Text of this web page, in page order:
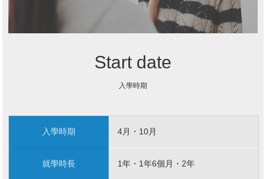
Start date
入學時期
入學時期 4月・10月
就學時長 1年・1年6個月・2年